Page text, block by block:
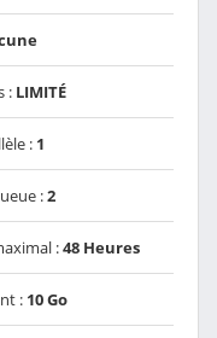
: LIMITÉ
: 1
:2
:48 Heures
: 10 Go